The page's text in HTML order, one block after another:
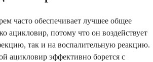
часто обеспечивает лучшее общее
ацикловир, потому что он воздействует
так и на воспалительную реакцию.
ацикловир эффективно борется с